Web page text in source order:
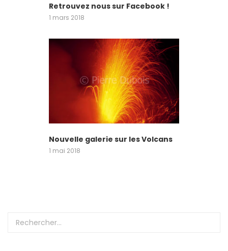
Retrouvez nous sur Facebook !
1 mars 2018
Nouvelle galerie sur les Volcans
1 mai 2018
Rechercher :